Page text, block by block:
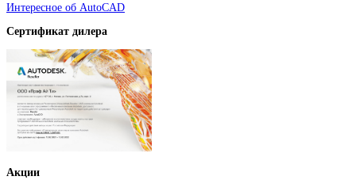
Интересное об AutoCAD
Сертификат дилера
Акции